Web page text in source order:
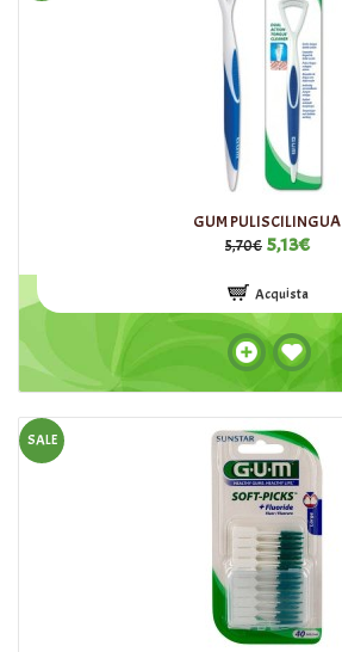
GUM PULISCILINGUA
5,70€ 5,13€
Acquista
SALE